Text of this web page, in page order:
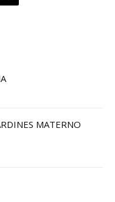
MATERNO